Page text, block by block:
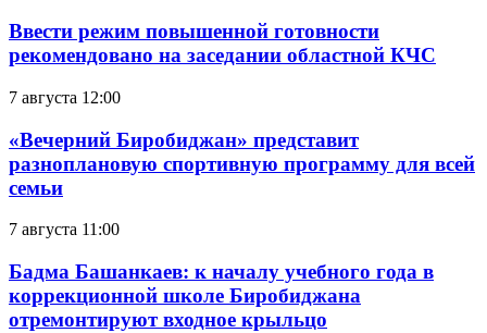
Ввести режим повышенной готовности
рекомендовано на заседании областной КЧС
7 августа 12:00
«Вечерний Биробиджан» представит
разноплановую спортивную программу для всей
семьи
7 августа 11:00
Бадма Башанкаев: к началу учебного года в
коррекционной школе Биробиджана
отремонтируют входное крыльцо